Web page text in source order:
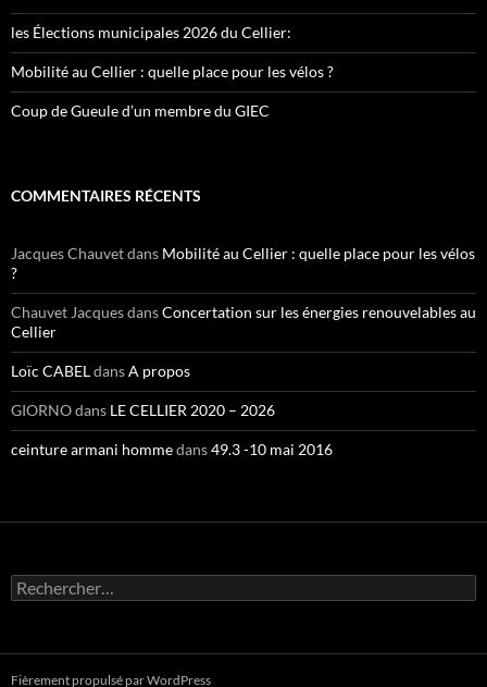
les Élections municipales 2026 du Cellier:
Mobilité au Cellier : quelle place pour les vélos ?
Coup de Gueule d’un membre du GIEC
COMMENTAIRES RÉCENTS
Jacques Chauvetdans Mobilité au Cellier : quelle place pour les vélos
?
Chauvet JacquesdansConcertation sur les énergies renouvelables au
Cellier
Loïc CABELdansA propos
GIORNOdans LE CELLIER 2020 – 2026
ceinture armani hommedans49.3 -10 mai 2016
Rechercher :
Fièrement propulsé par WordPress